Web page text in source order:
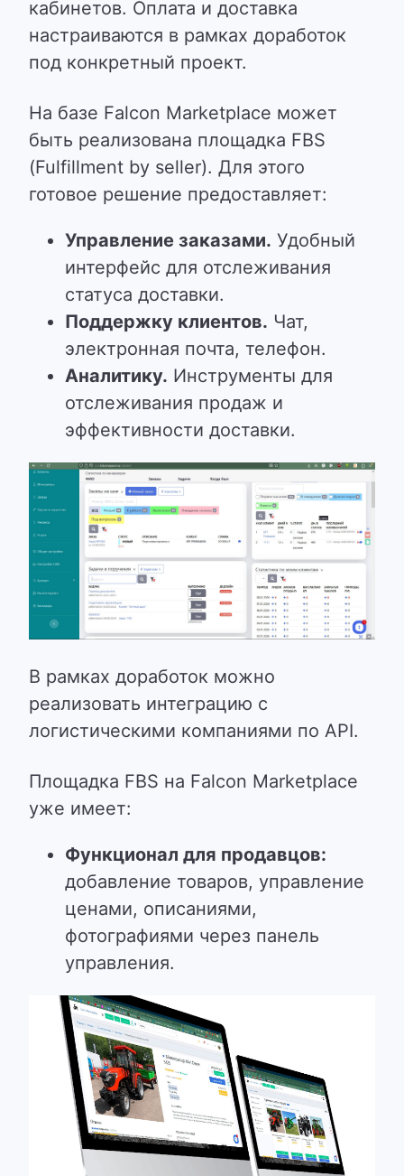
кабинетов. Оплата и доставка
настраиваются в рамках доработок
под конкретный проект.
На базе Falcon Marketplace может
быть реализована площадка FBS
(Fulfillment by seller). Для этого
готовое решение предоставляет:
Управление заказами. Удобный
интерфейс для отслеживания
статуса доставки.
Поддержку клиентов. Чат,
электронная почта, телефон.
Аналитику. Инструменты для
отслеживания продаж и
эффективности доставки.
В рамках доработок можно
реализовать интеграцию с
логистическими компаниями по API.
Площадка FBS на Falcon Marketplace
уже имеет:
Функционал для продавцов:
добавление товаров, управление
ценами, описаниями,
фотографиями через панель
управления.